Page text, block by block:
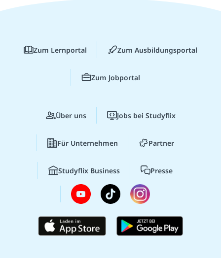
Zum Lernportal Zum Ausbildungsportal
Zum Jobportal
Über uns Jobs bei Studyflix
Für Unternehmen Partner
Studyflix Business Presse